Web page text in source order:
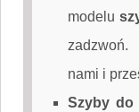
modelu
nami i
Szyby do